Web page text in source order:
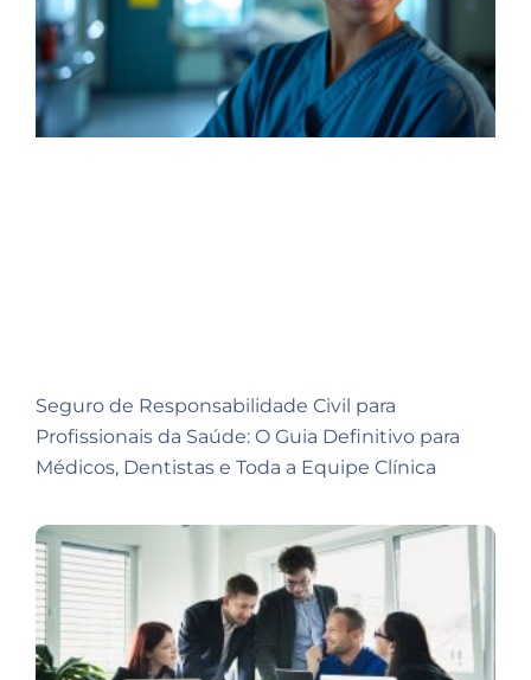
Seguro de Responsabilidade Civil para
Profissionais da Saúde: O Guia Definitivo para
Médicos, Dentistas e Toda a Equipe Clínica